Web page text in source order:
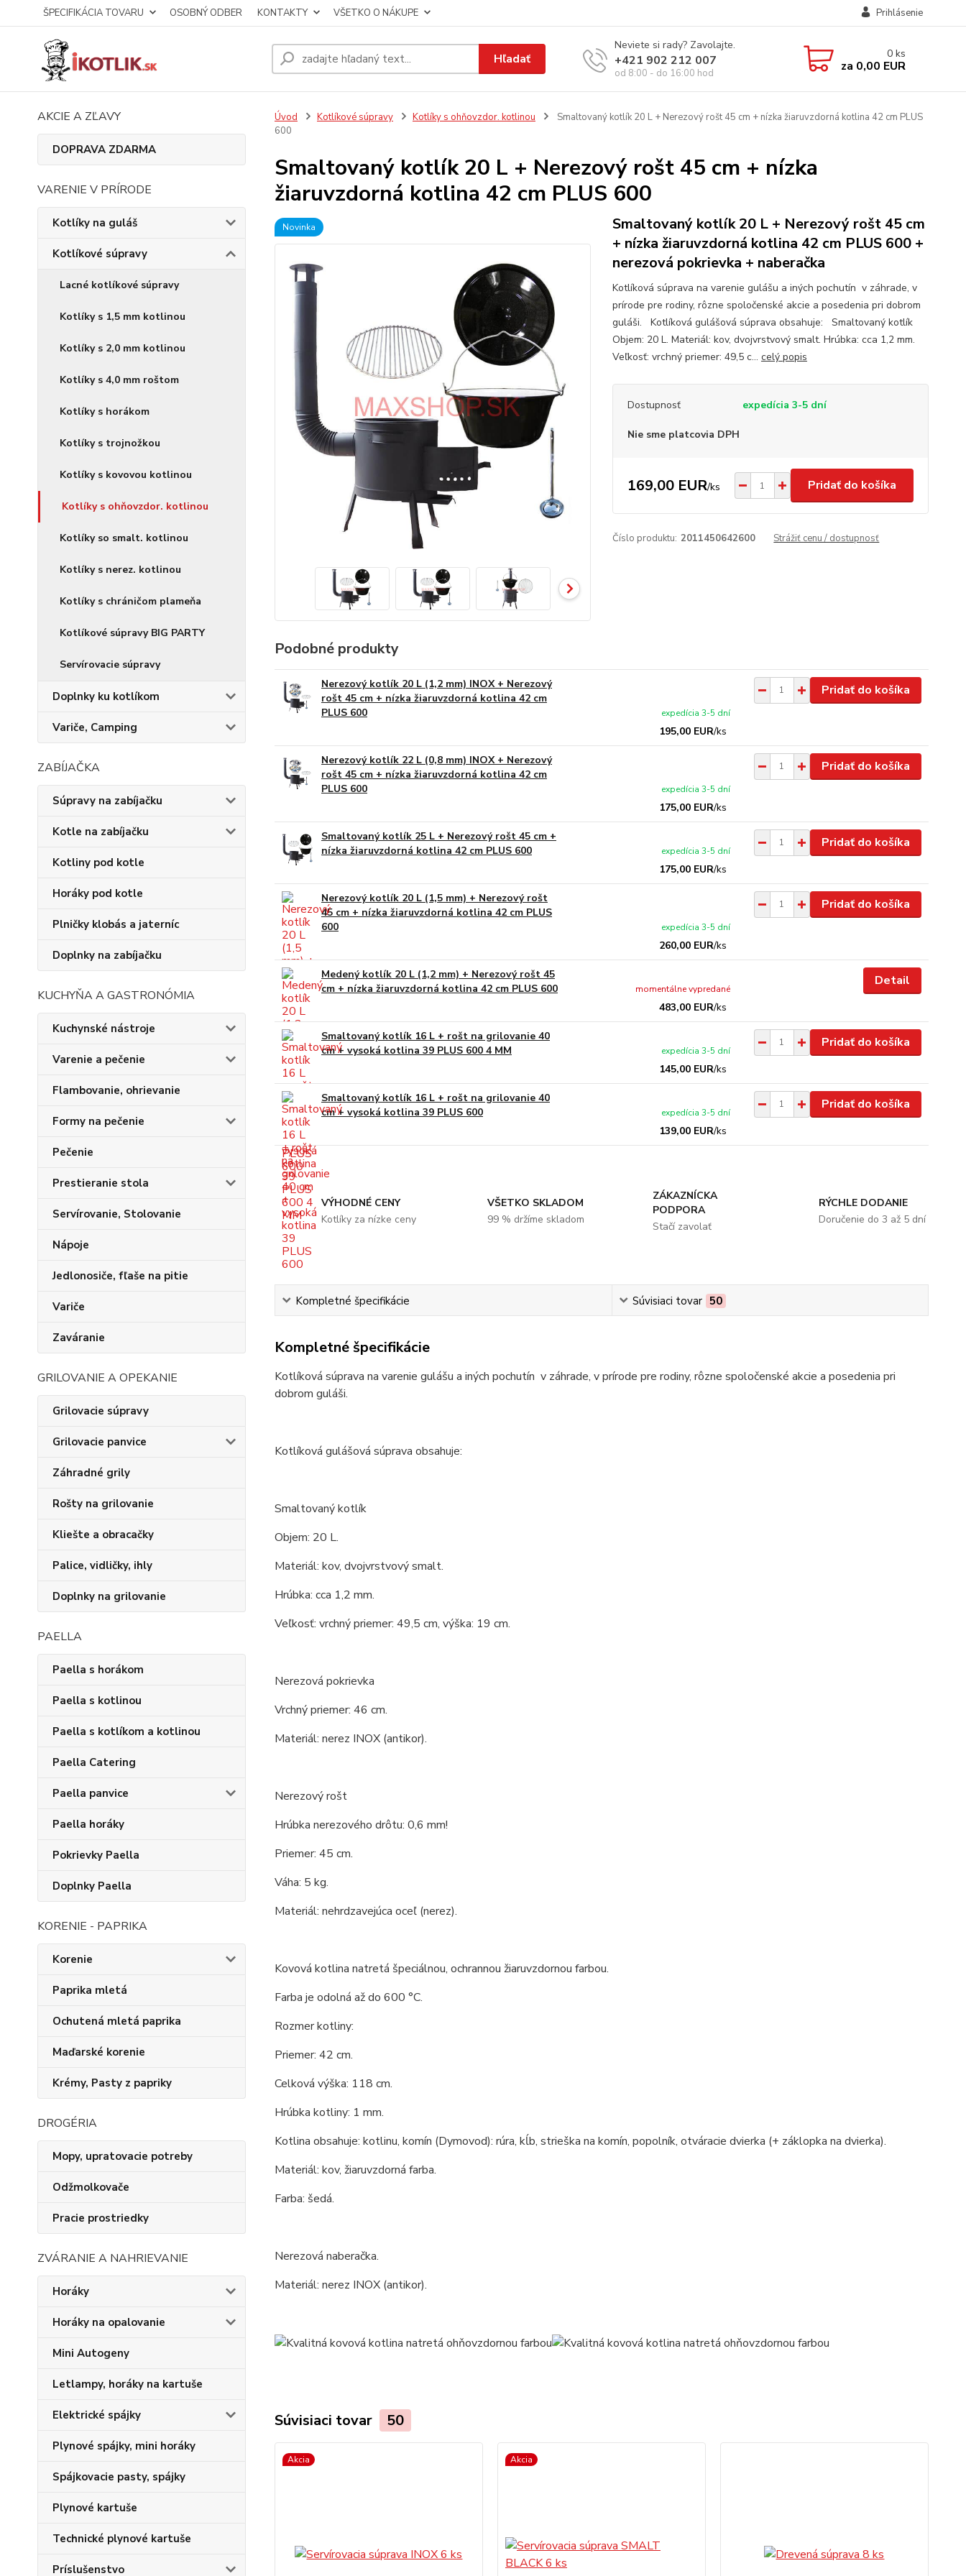
ŠPECIFIKÁCIA TOVARU OSOBNÝ ODBER KONTAKTY VŠETKO O NÁKUPE Prihlásenie
Hľadať
Neviete si rady? Zavolajte.
+421 902 212 007
od 8:00 - do 16:00 hod
0 ks
za 0,00 EUR
AKCIE A ZĽAVY
DOPRAVA ZDARMA
VARENIE V PRÍRODE
Kotlíky na guláš
Kotlíkové súpravy
Lacné kotlíkové súpravy
Kotlíky s 1,5 mm kotlinou
Kotlíky s 2,0 mm kotlinou
Kotlíky s 4,0 mm roštom
Kotlíky s horákom
Kotlíky s trojnožkou
Kotlíky s kovovou kotlinou
Kotlíky s ohňovzdor. kotlinou
Kotlíky so smalt. kotlinou
Kotlíky s nerez. kotlinou
Kotlíky s chráničom plameňa
Kotlíkové súpravy BIG PARTY
Servírovacie súpravy
Doplnky ku kotlíkom
Variče, Camping
ZABÍJAČKA
Súpravy na zabíjačku
Kotle na zabíjačku
Kotliny pod kotle
Horáky pod kotle
Plničky klobás a jaterníc
Doplnky na zabíjačku
KUCHYŇA A GASTRONÓMIA
Kuchynské nástroje
Varenie a pečenie
Flambovanie, ohrievanie
Formy na pečenie
Pečenie
Prestieranie stola
Servírovanie, Stolovanie
Nápoje
Jedlonosiče, fľaše na pitie
Variče
Zaváranie
GRILOVANIE A OPEKANIE
Grilovacie súpravy
Grilovacie panvice
Záhradné grily
Rošty na grilovanie
Kliešte a obracačky
Palice, vidličky, ihly
Doplnky na grilovanie
PAELLA
Paella s horákom
Paella s kotlinou
Paella s kotlíkom a kotlinou
Paella Catering
Paella panvice
Paella horáky
Pokrievky Paella
Doplnky Paella
KORENIE - PAPRIKA
Korenie
Paprika mletá
Ochutená mletá paprika
Maďarské korenie
Krémy, Pasty z papriky
DROGÉRIA
Mopy, upratovacie potreby
Odžmolkovače
Pracie prostriedky
ZVÁRANIE A NAHRIEVANIE
Horáky
Horáky na opalovanie
Mini Autogeny
Letlampy, horáky na kartuše
Elektrické spájky
Plynové spájky, mini horáky
Spájkovacie pasty, spájky
Plynové kartuše
Technické plynové kartuše
Príslušenstvo
Úvod Kotlíkové súpravy Kotlíky s ohňovzdor. kotlinou
Smaltovaný kotlík 20 L + Nerezový rošt 45 cm + nízka žiaruvzdorná kotlina 42 cm PLUS
600
Smaltovaný kotlík 20 L + Nerezový rošt 45 cm + nízka
žiaruvzdorná kotlina 42 cm PLUS 600
Novinka
Smaltovaný kotlík 20 L + Nerezový rošt 45 cm
+ nízka žiaruvzdorná kotlina 42 cm PLUS 600 +
nerezová pokrievka + naberačka
Kotlíková súprava na varenie gulášu a iných pochutín v záhrade, v
prírode pre rodiny, rôzne spoločenské akcie a posedenia pri dobrom
guláši. Kotlíková gulášová súprava obsahuje: Smaltovaný kotlík
Objem: 20 L. Materiál: kov, dvojvrstvový smalt. Hrúbka: cca 1,2 mm.
Veľkosť: vrchný priemer: 49,5 c... celý popis
Dostupnosť expedícia 3-5 dní
Nie sme platcovia DPH
169,00 EUR/ks Pridať do košíka
Číslo produktu: 2011450642600 Strážiť cenu / dostupnosť
Podobné produkty
Nerezový kotlík 20 L (1,2 mm) INOX + Nerezový
rošt 45 cm + nízka žiaruvzdorná kotlina 42 cm
PLUS 600
195,00 EUR/ks
expedícia 3-5 dní
Pridať do košíka
Nerezový kotlík 22 L (0,8 mm) INOX + Nerezový
rošt 45 cm + nízka žiaruvzdorná kotlina 42 cm
PLUS 600
175,00 EUR/ks
expedícia 3-5 dní
Pridať do košíka
Smaltovaný kotlík 25 L + Nerezový rošt 45 cm +
nízka žiaruvzdorná kotlina 42 cm PLUS 600
175,00 EUR/ks
expedícia 3-5 dní
Pridať do košíka
Nerezový kotlík 20 L (1,5 mm) + Nerezový rošt
45 cm + nízka žiaruvzdorná kotlina 42 cm PLUS
600
260,00 EUR/ks
expedícia 3-5 dní
Pridať do košíka
Medený kotlík 20 L (1,2 mm) + Nerezový rošt 45
cm + nízka žiaruvzdorná kotlina 42 cm PLUS 600
483,00 EUR/ks
momentálne vypredané
Detail
Smaltovaný kotlík 16 L + rošt na grilovanie 40
cm + vysoká kotlina 39 PLUS 600 4 MM
145,00 EUR/ks
expedícia 3-5 dní
Pridať do košíka
Smaltovaný kotlík 16 L + rošt na grilovanie 40
cm + vysoká kotlina 39 PLUS 600
139,00 EUR/ks
expedícia 3-5 dní
Pridať do košíka
VÝHODNÉ CENY
Kotlíky za nízke ceny
VŠETKO SKLADOM
99 % držíme skladom
ZÁKAZNÍCKA
PODPORA
Stačí zavolať
RÝCHLE DODANIE
Doručenie do 3 až 5 dní
Kompletné špecifikácie Súvisiaci tovar 50
Kompletné špecifikácie
Kotlíková súprava na varenie gulášu a iných pochutín v záhrade, v prírode pre rodiny, rôzne spoločenské akcie a posedenia pri
dobrom guláši.
Kotlíková gulášová súprava obsahuje:
Smaltovaný kotlík
Objem: 20 L.
Materiál: kov, dvojvrstvový smalt.
Hrúbka: cca 1,2 mm.
Veľkosť: vrchný priemer: 49,5 cm, výška: 19 cm.
Nerezová pokrievka
Vrchný priemer: 46 cm.
Materiál: nerez INOX (antikor).
Nerezový rošt
Hrúbka nerezového drôtu: 0,6 mm!
Priemer: 45 cm.
Váha: 5 kg.
Materiál: nehrdzavejúca oceľ (nerez).
Kovová kotlina natretá špeciálnou, ochrannou žiaruvzdornou farbou.
Farba je odolná až do 600 °C.
Rozmer kotliny:
Priemer: 42 cm.
Celková výška: 118 cm.
Hrúbka kotliny: 1 mm.
Kotlina obsahuje: kotlinu, komín (Dymovod): rúra, kĺb, strieška na komín, popolník, otváracie dvierka (+ záklopka na dvierka).
Materiál: kov, žiaruvzdorná farba.
Farba: šedá.
Nerezová naberačka.
Materiál: nerez INOX (antikor).
Súvisiaci tovar 50
Akcia Akcia